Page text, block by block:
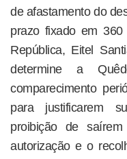
de afastamento do
prazo fixado em
República, Eitel
determine a
comparecimento
para justificarem
proibição de
autorização e o